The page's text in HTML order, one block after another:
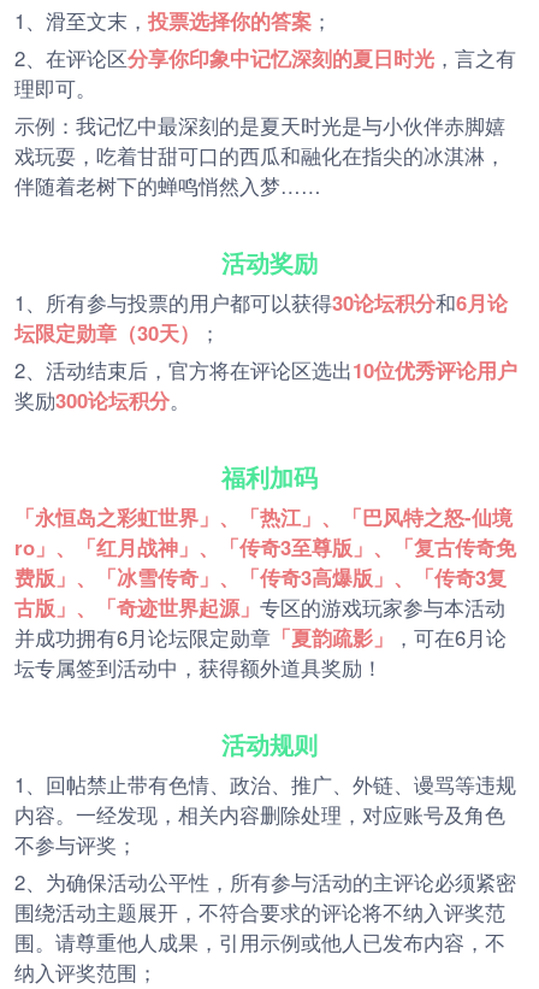
1、滑至文末， 投票选择你的答案；
2、在评论区分享你印象中记忆深刻的夏日时光，言之有
理即可。
示例：我记忆中最深刻的是夏天时光是与小伙伴赤脚嬉
戏玩耍，吃着甘甜可口的西瓜和融化在指尖的冰淇淋，
伴随着老树下的蝉鸣悄然入梦……
活动奖励
1、所有参与投票的用户都可以获得30论坛积分和6月论
坛限定勋章（30天）
；
2、活动结束后，官方将在评论区选出10位优秀评论用户
奖励300论坛积分。
福利加码
「永恒岛之彩虹世界」、「热江」、「巴风特之怒-仙境
ro」、「红月战神」、「传奇3至尊版」、「复古传奇免
费版」、「冰雪传奇」、「传奇3高爆版」、「传奇3复
古版」、「奇迹世界起源」 专区的游戏玩家参与本活动
并成功拥有6月论坛限定勋章「夏韵疏影」
，可在6月论
坛专属签到活动中，获得额外道具奖励！
活动规则
1、回帖禁止带有色情、政治、推广、外链、谩骂等违规
内容。一经发现，相关内容删除处理，对应账号及角色
不参与评奖；
2、为确保活动公平性，所有参与活动的主评论必须紧密
围绕活动主题展开，不符合要求的评论将不纳入评奖范
围。请尊重他人成果，引用示例或他人已发布内容，不
纳入评奖范围；